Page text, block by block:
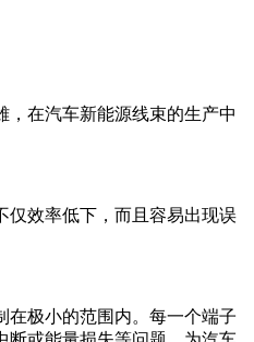
在汽车新能源线束的生产中
仅效率低下，而且容易出现误
在极小的范围内。每一个端子